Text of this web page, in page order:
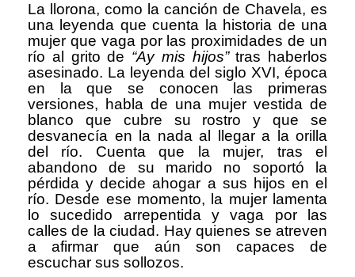
La llorona, como la canción de Chavela, es
una leyenda que cuenta la historia de una
mujer que vaga por las proximidades de un
río al grito de “Ay mis hijos”tras haberlos
asesinado. La leyenda del siglo XVI, época
en la que se conocen las primeras
versiones, habla de una mujer vestida de
blanco que cubre su rostro y que se
desvanecía en la nada al llegar a la orilla
del río. Cuenta que la mujer, tras el
abandono de su marido no soportó la
pérdida y decide ahogar a sus hijos en el
río. Desde ese momento, la mujer lamenta
lo sucedido arrepentida y vaga por las
calles de la ciudad. Hay quienes se atreven
a afirmar que aún son capaces de
escuchar sus sollozos.